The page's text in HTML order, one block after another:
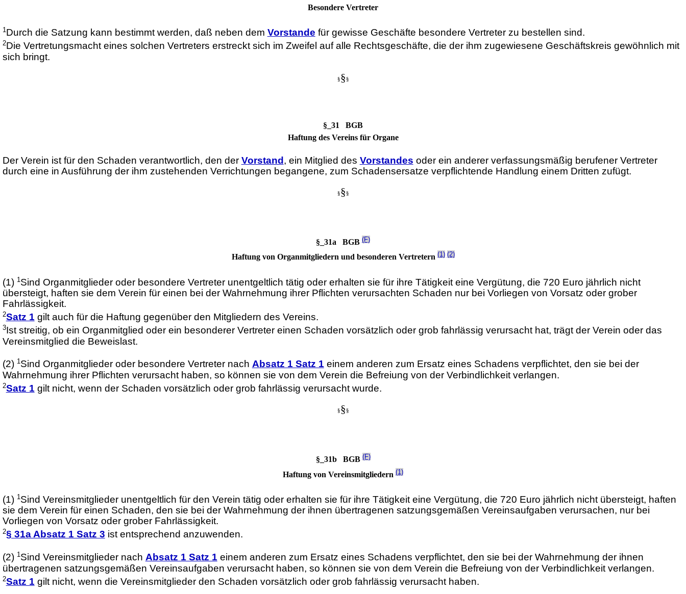
Besondere Vertreter
1Durch die Satzung kann bestimmt werden, daß neben dem Vorstande für gewisse Geschäfte besondere Vertreter zu bestellen sind.
2Die Vertretungsmacht eines solchen Vertreters erstreckt sich im Zweifel auf alle Rechtsgeschäfte, die der ihm zugewiesene Geschäftskreis gewöhnlich mit
sich bringt.
§§ §
§_31 BGB
Haftung des Vereins für Organe
Der Verein ist für den Schaden verantwortlich, den der Vorstand, ein Mitglied des Vorstandes oder ein anderer verfassungsmäßig berufener Vertreter
durch eine in Ausführung der ihm zustehenden Verrichtungen begangene, zum Schadensersatze verpflichtende Handlung einem Dritten zufügt.
§§ §
§_31a BGB (F)
Haftung von Organmitgliedern und besonderen Vertretern(1) (2)
(1) 1Sind Organmitglieder oder besondere Vertreter unentgeltlich tätig oder erhalten sie für ihre Tätigkeit eine Vergütung, die 720 Euro jährlich nicht
übersteigt, haften sie dem Verein für einen bei der Wahrnehmung ihrer Pflichten verursachten Schaden nur bei Vorliegen von Vorsatz oder grober
Fahrlässigkeit.
2Satz 1 gilt auch für die Haftung gegenüber den Mitgliedern des Vereins.
3Ist streitig, ob ein Organmitglied oder ein besonderer Vertreter einen Schaden vorsätzlich oder grob fahrlässig verursacht hat, trägt der Verein oder das
Vereinsmitglied die Beweislast.
(2) 1Sind Organmitglieder oder besondere Vertreter nach Absatz 1 Satz 1 einem anderen zum Ersatz eines Schadens verpflichtet, den sie bei der
Wahrnehmung ihrer Pflichten verursacht haben, so können sie von dem Verein die Befreiung von der Verbindlichkeit verlangen.
2Satz 1 gilt nicht, wenn der Schaden vorsätzlich oder grob fahrlässig verursacht wurde.
§§ §
§_31b BGB(F)
Haftung von Vereinsmitgliedern (1)
(1) 1Sind Vereinsmitglieder unentgeltlich für den Verein tätig oder erhalten sie für ihre Tätigkeit eine Vergütung, die 720 Euro jährlich nicht übersteigt, haften
sie dem Verein für einen Schaden, den sie bei der Wahrnehmung der ihnen übertragenen satzungsgemäßen Vereinsaufgaben verursachen, nur bei
Vorliegen von Vorsatz oder grober Fahrlässigkeit.
2§ 31a Absatz 1 Satz 3 ist entsprechend anzuwenden.
(2) 1Sind Vereinsmitglieder nach Absatz 1 Satz 1 einem anderen zum Ersatz eines Schadens verpflichtet, den sie bei der Wahrnehmung der ihnen
übertragenen satzungsgemäßen Vereinsaufgaben verursacht haben, so können sie von dem Verein die Befreiung von der Verbindlichkeit verlangen.
2Satz 1 gilt nicht, wenn die Vereinsmitglieder den Schaden vorsätzlich oder grob fahrlässig verursacht haben.